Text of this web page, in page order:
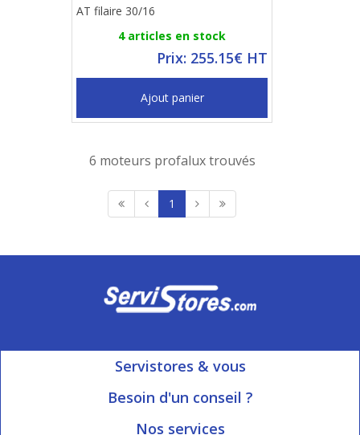
AT filaire 30/16
4 articles en stock
Prix: 255.15€ HT
Ajout panier
6 moteurs profalux trouvés
1
Servistores & vous
Mon compte
Besoin d'un conseil ?
Ouvert du Lundi au Vendredi
Nos services